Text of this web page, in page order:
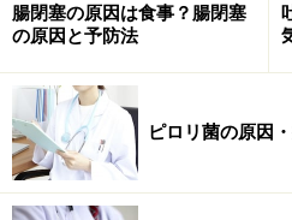
尿検査、血液検査、呼気検査
う検査法は以下の通り。
■抗体検査
腸閉塞の原因は食事？腸閉塞
の原因と予防法
ピロリ菌の原因